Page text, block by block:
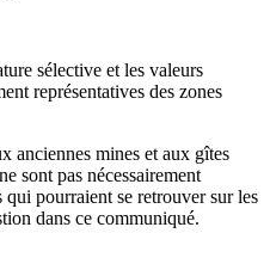
sélective et les valeurs
représentatives des zones
anciennes mines et aux gîtes
sont pas nécessairement
qui pourraient se retrouver sur les
dans ce communiqué.